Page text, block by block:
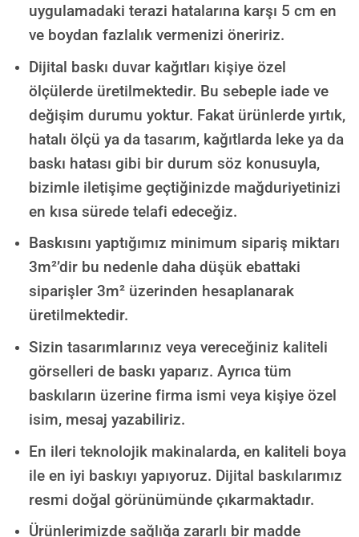
uygulamadaki terazi hatalarına karşı 5 cm en
ve boydan fazlalık vermenizi öneririz.
Dijital baskı duvar kağıtları kişiye özel
ölçülerde üretilmektedir. Bu sebeple iade ve
değişim durumu yoktur. Fakat ürünlerde yırtık,
hatalı ölçü ya da tasarım, kağıtlarda leke ya da
baskı hatası gibi bir durum söz konusuyla,
bizimle iletişime geçtiğinizde mağduriyetinizi
en kısa sürede telafi edeceğiz.
Baskısını yaptığımız minimum sipariş miktarı
3m²’dir bu nedenle daha düşük ebattaki
siparişler 3m² üzerinden hesaplanarak
üretilmektedir.
Sizin tasarımlarınız veya vereceğiniz kaliteli
görselleri de baskı yaparız. Ayrıca tüm
baskıların üzerine firma ismi veya kişiye özel
isim, mesaj yazabiliriz.
En ileri teknolojik makinalarda, en kaliteli boya
ile en iyi baskıyı yapıyoruz. Dijital baskılarımız
resmi doğal görünümünde çıkarmaktadır.
Ürünlerimizde sağlığa zararlı bir madde